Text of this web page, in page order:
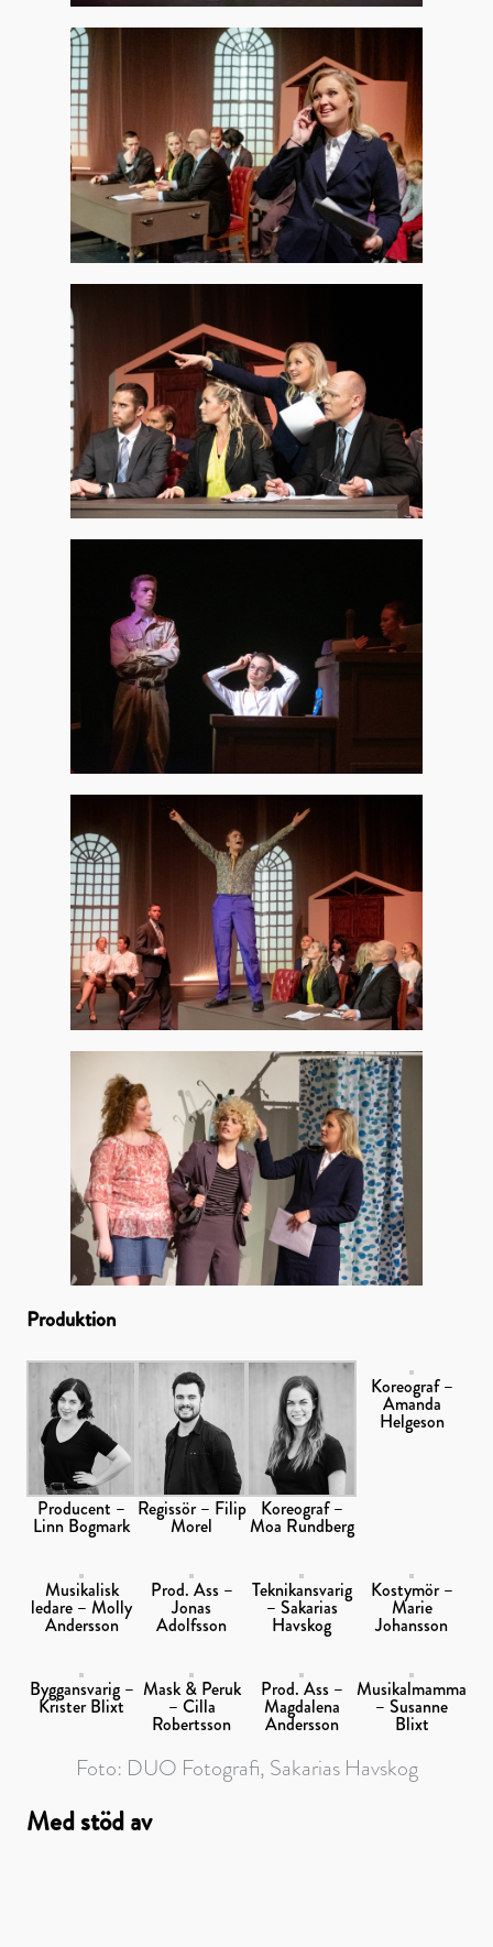
Produktion
Producent –
Linn Bogmark
Regissör – Filip
Morel
Koreograf –
Moa Rundberg
Koreograf –
Amanda
Helgeson
Musikalisk
ledare – Molly
Andersson
Prod. Ass –
Jonas
Adolfsson
Teknikansvarig
– Sakarias
Havskog
Kostymör –
Marie
Johansson
Byggansvarig –
Krister Blixt
Mask & Peruk
– Cilla
Robertsson
Prod. Ass –
Magdalena
Andersson
Musikalmamma
– Susanne
Blixt
Foto: DUO Fotografi, Sakarias Havskog
Med stöd av